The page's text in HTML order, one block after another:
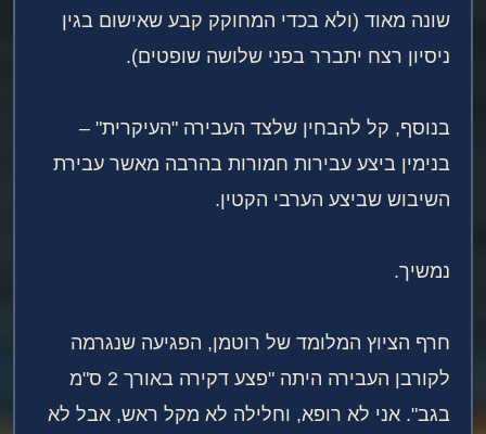
שונה מאוד (ולא בכדי המחוקק קבע שאישום בגין
ניסיון רצח יתברר בפני שלושה שופטים).
בנוסף, קל להבחין שלצד העבירה "העיקרית" –
בנימין ביצע עבירות חמורות בהרבה מאשר עבירת
השיבוש שביצע הערבי הקטין.
נמשיך.
חרף הציוץ המלומד של רוטמן, הפגיעה שנגרמה
לקורבן העבירה היתה "פצע דקירה באורך 2 ס"מ
בגב". אני לא רופא, וחלילה לא מקל ראש, אבל לא